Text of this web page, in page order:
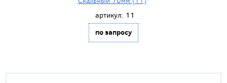
артикул: 11
по запросу